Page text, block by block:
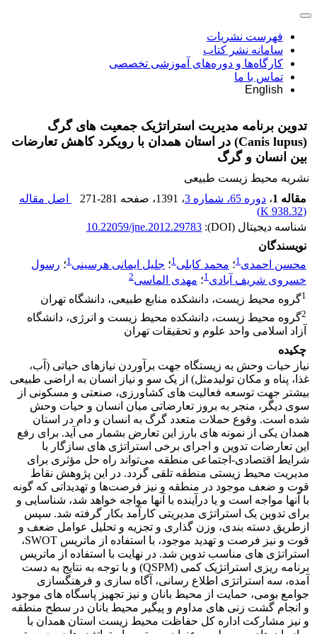
فهرست نشریات
سامانه نشر کتاب
کارگاه‌ها و دوره‌های آموزشی تخصصی
تماس با ما
English
تدوین برنامه مدیریت استراتژیک جمعیت های گرگ
(Canis lupus) در استان همدان با رویکرد کاهش تعارضات
بین انسان و گرگ
نشریه محیط زیست طبیعی
مقاله 1
، دوره 65، شماره 3 ، 1391 ، صفحه 271-281
اصل مقاله
(
938.32 K
)
شناسه دیجیتال (DOI):
10.22059/jne.2012.29783
نویسندگان
محسن احمدی1؛ محمد کابلی1؛ جلیل ایمانی هرسینی1؛ رسول
خسروی شریف آبادی1؛ مهدی الماسی2
1گروه محیط زیست، دانشکده منابع طبیعی، دانشگاه تهران
2گروه محیط زیست، دانشکده محیط زیست و انرژی، دانشگاه
آزاد اسلامی واحد علوم و تحقیقات تهران
چکیده
نیاز حیات وحش به زیستگاه جهت برآوردن نیازهای حیاتی (آب،
غذا، پناه و مکان تولیدمثل) از یک سو و نیاز انسان به اراضی طبیعی
بیشتر جهت توسعه فعالیت های کشاورزی، صنعتی و مسکونی از
سوی دیگر، منجر به بروز تعارضاتی میان انسان و حیات وحش
شده است. وقوع حملات متعدد گرگ به انسان و دام در استان
همدان یکی از نمونه های بارز این تعارض بشمار می آید. برای رفع
این تعارضات تدوین و اجرای برخی استراتژی های سازگار با
شرایط اقتصادی-اجتماعی منطقه می‌تواند راه حل مؤثری برای
مدیریت محیط زیستی منطقه تلقی گردد. در این پژوهش نقاط
قوت و ضعف موجود در منطقه و نیز فرصت‌ها و تهدیداتی که گونه
با آنها مواجه است و یا درآینده با آنها مواجه خواهد شد، شناسایی و
برای تدوین یک استراتژی مدیریتی کارآمد بکار گرفته شد. سپس
ازطریق دسته بندی، وزن گذاری و تجزیه و تحلیل عوامل ضعف و
قوت و نیز فرصت و تهدید موجود، با استفاده از ماتریس SWOT،
استراتژی های مناسب تدوین شد. در نهایت با استفاده از ماتریس
برنامه ریزی استراتژیک کمی (QSPM) و با توجه به نتایج به دست
آمده، سه استراتژی اطلاع رسانی، آگاه سازی و فرهنگسازی
جوامع بومی، حمایت از محیط بانان و نیز تجهیز پاسگاه های موجود
و انجام گشت زنی های مداوم و پیگیر محیط بانان در سطح منطقه
و نیز مشارکت اداره کل حفاظت محیط زیست استان همدان با